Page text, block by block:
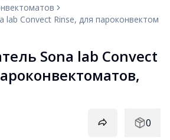
lab Convect Rinse, для пароконвектом
Sona lab Convect
0